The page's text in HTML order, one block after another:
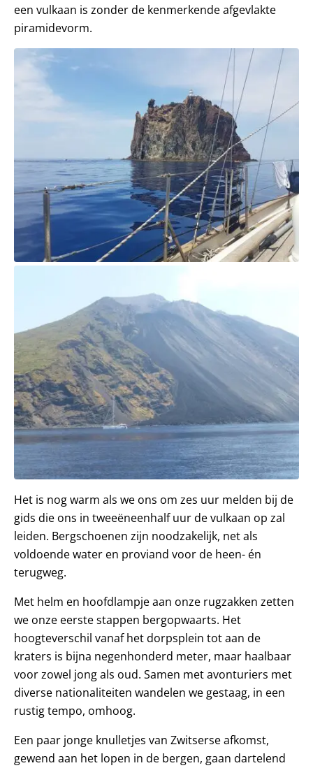
een vulkaan is zonder de kenmerkende afgevlakte
piramidevorm.
Het is nog warm als we ons om zes uur melden bij de
gids die ons in tweeëneenhalf uur de vulkaan op zal
leiden. Bergschoenen zijn noodzakelijk, net als
voldoende water en proviand voor de heen- én
terugweg.
Met helm en hoofdlampje aan onze rugzakken zetten
we onze eerste stappen bergopwaarts. Het
hoogteverschil vanaf het dorpsplein tot aan de
kraters is bijna negenhonderd meter, maar haalbaar
voor zowel jong als oud. Samen met avonturiers met
diverse nationaliteiten wandelen we gestaag, in een
rustig tempo, omhoog.
Een paar jonge knulletjes van Zwitserse afkomst,
gewend aan het lopen in de bergen, gaan dartelend